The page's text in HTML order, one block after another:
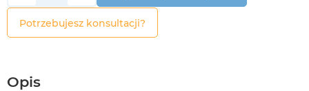
Potrzebujesz konsultacji?
Opis